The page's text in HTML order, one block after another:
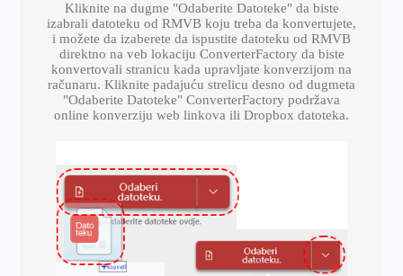
Kliknite na dugme "Odaberite Datoteke" da biste
izabrali datoteku od RMVB koju treba da konvertujete,
i možete da izaberete da ispustite datoteku od RMVB
direktno na veb lokaciju ConverterFactory da biste
konvertovali stranicu kada upravljate konverzijom na
računaru. Kliknite padajuću strelicu desno od dugmeta
"Odaberite Datoteke" ConverterFactory podržava
online konverziju web linkova ili Dropbox datoteka.